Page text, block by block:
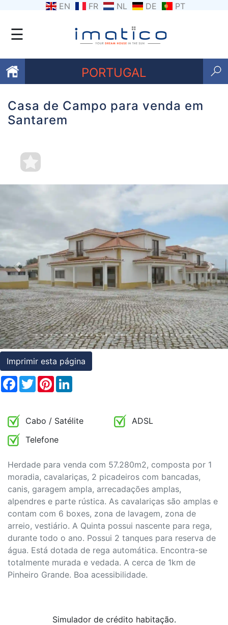
EN FR NL DE PT
☰
PORTUGAL
Favoritos
Contacte-
nos
Condições
Testemunhos
Assessoria
Jurídica
Casa de Campo para venda em
Santarem
Previous Next
Imprimir esta página
Facebook
TwitterPinterest
Cabo / Satélite
ADSL
Telefone
Herdade para venda com 57.280m2, composta por 1
moradia, cavalariças, 2 picadeiros com bancadas,
canis, garagem ampla, arrecadações amplas,
alpendres e parte rústica. As cavalariças são amplas e
contam com 6 boxes, zona de lavagem, zona de
arreio, vestiário. A Quinta possui nascente para rega,
durante todo o ano. Possui 2 tanques para reserva de
água. Está dotada de rega automática. Encontra-se
totalmente murada e vedada. A cerca de 1km de
Pinheiro Grande. Boa acessibilidade.
Simulador de crédito habitação.